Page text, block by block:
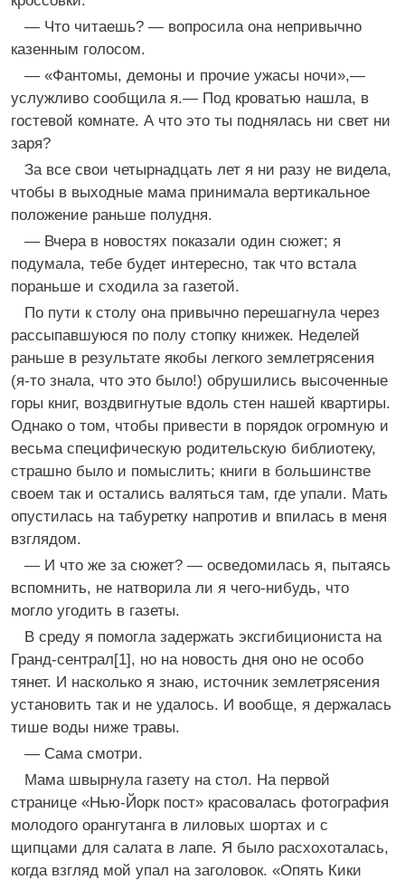
— Что читаешь? — вопросила она непривычно
казенным голосом.
— «Фантомы, демоны и прочие ужасы ночи»,—
услужливо сообщила я.— Под кроватью нашла, в
гостевой комнате. А что это ты поднялась ни свет ни
заря?
За все свои четырнадцать лет я ни разу не видела,
чтобы в выходные мама принимала вертикальное
положение раньше полудня.
— Вчера в новостях показали один сюжет; я
подумала, тебе будет интересно, так что встала
пораньше и сходила за газетой.
По пути к столу она привычно перешагнула через
рассыпавшуюся по полу стопку книжек. Неделей
раньше в результате якобы легкого землетрясения
(я-то знала, что это было!) обрушились высоченные
горы книг, воздвигнутые вдоль стен нашей квартиры.
Однако о том, чтобы привести в порядок огромную и
весьма специфическую родительскую библиотеку,
страшно было и помыслить; книги в большинстве
своем так и остались валяться там, где упали. Мать
опустилась на табуретку напротив и впилась в меня
взглядом.
— И что же за сюжет? — осведомилась я, пытаясь
вспомнить, не натворила ли я чего-нибудь, что
могло угодить в газеты.
В среду я помогла задержать эксгибициониста на
Гранд-сентрал[1], но на новость дня оно не особо
тянет. И насколько я знаю, источник землетрясения
установить так и не удалось. И вообще, я держалась
тише воды ниже травы.
— Сама смотри.
Мама швырнула газету на стол. На первой
странице «Нью-Йорк пост» красовалась фотография
молодого орангутанга в лиловых шортах и с
щипцами для салата в лапе. Я было расхохоталась,
когда взгляд мой упал на заголовок. «Опять Кики